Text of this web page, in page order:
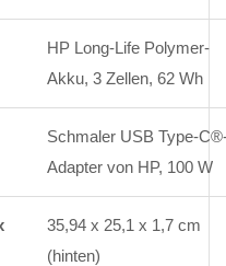
HP Long-Life Polymer-
Akku, 3 Zellen, 62 Wh
Schmaler USB Type-
Adapter von HP, 100 W
35,94 x 25,1 x 1,7 cm
(hinten)